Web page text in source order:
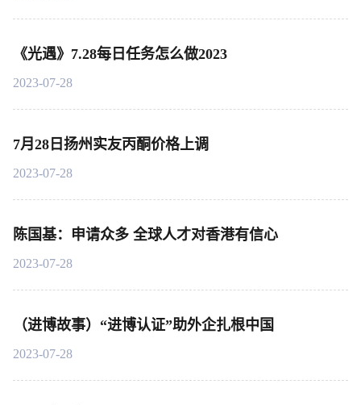
《光遇》7.28每日任务怎么做2023
2023-07-28
7月28日扬州实友丙酮价格上调
2023-07-28
陈国基：申请众多 全球人才对香港有信心
2023-07-28
（进博故事）“进博认证”助外企扎根中国
2023-07-28